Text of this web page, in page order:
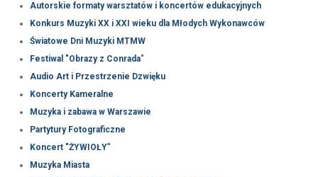
Autorskie formaty warsztatów i koncertów edukacyjnych
Konkurs Muzyki XX i XXI wieku dla Młodych Wykonawców
Światowe Dni Muzyki MTMW
Festiwal "Obrazy z Conrada"
Audio Art i Przestrzenie Dzwięku
Koncerty Kameralne
Muzyka i zabawa w Warszawie
Partytury Fotograficzne
Koncert "ŻYWIOŁY"
Muzyka Miasta